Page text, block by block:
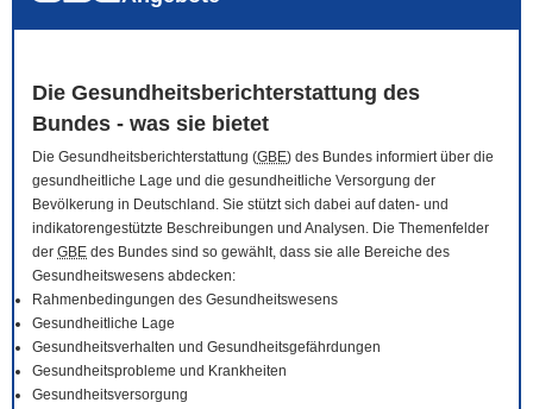
Die Gesundheitsberichterstattung des
Bundes - was sie bietet
Die Gesundheitsberichterstattung (GBE) des Bundes informiert über die
gesundheitliche Lage und die gesundheitliche Versorgung der
Bevölkerung in Deutschland. Sie stützt sich dabei auf daten- und
indikatorengestützte Beschreibungen und Analysen. Die Themenfelder
der GBE des Bundes sind so gewählt, dass sie alle Bereiche des
Gesundheitswesens abdecken:
Rahmenbedingungen des Gesundheitswesens
Gesundheitliche Lage
Gesundheitsverhalten und Gesundheitsgefährdungen
Gesundheitsprobleme und Krankheiten
Gesundheitsversorgung